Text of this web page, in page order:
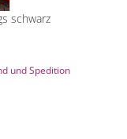
schwarz
und Spedition